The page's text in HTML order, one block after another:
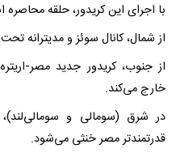
با اجرای این کریدور، حلقه
از شمال، کانال سوئز و مدیترانه
از جنوب، کریدور جدید مصر-
خارج می‌کند.
در شرق (سومالی و
قدرتمندتر مصر خنثی می‌شود.